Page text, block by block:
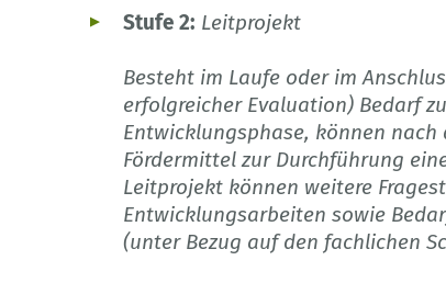
Stufe 2: Leitprojekt
Besteht im Laufe oder im
erfolgreicher Evaluation) Bedarf
Entwicklungsphase, können
Fördermittel zur Durchführung
Leitprojekt können weitere
Entwicklungsarbeiten sowie
(unter Bezug auf den fachlichen